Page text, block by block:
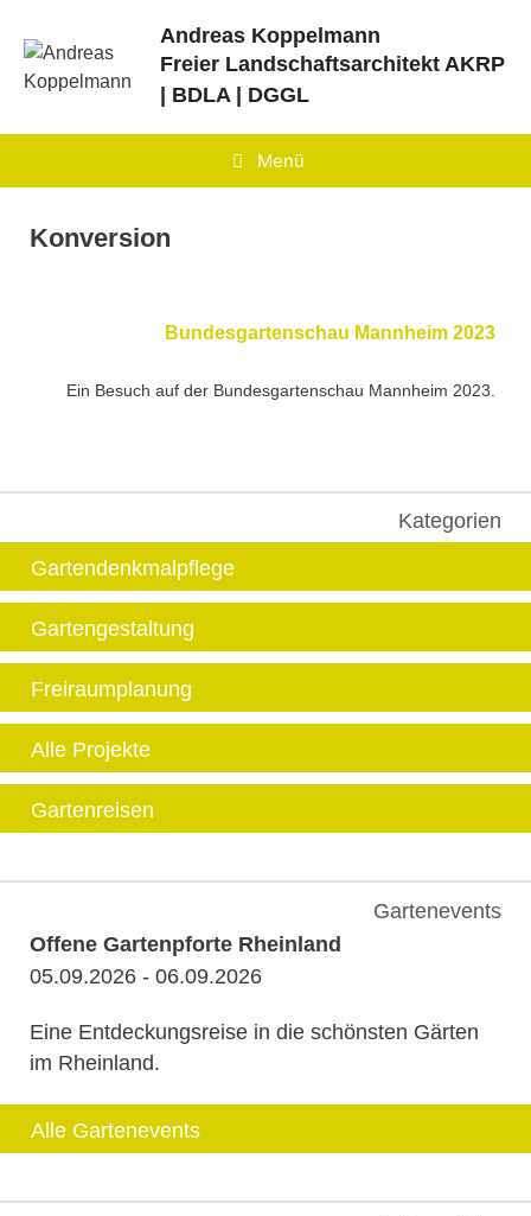
Inhalt
springen
Andreas Koppelmann
Freier Landschaftsarchitekt AKRP
| BDLA | DGGL
Menü
Konversion
Bundesgartenschau Mannheim 2023
Ein Besuch auf der Bundesgartenschau Mannheim 2023.
Kategorien
Gartendenkmalpflege
Gartengestaltung
Freiraumplanung
Alle Projekte
Gartenreisen
Gartenevents
Offene Gartenpforte Rheinland
05.09.2026 - 06.09.2026
Eine Entdeckungsreise in die schönsten Gärten
im Rheinland.
Alle Gartenevents